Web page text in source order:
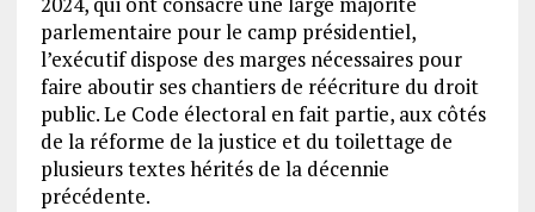
parlementaire pour le camp présidentiel,
l’exécutif dispose des marges nécessaires pour
faire aboutir ses chantiers de réécriture du droit
public. Le Code électoral en fait partie, aux côtés
de la réforme de la justice et du toilettage de
plusieurs textes hérités de la décennie
précédente.